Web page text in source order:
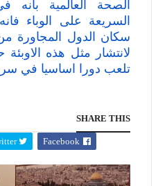
الصحة العالمية
السريعة على الوباء
سكان الدول المجاورة
لانتشار مثل هذه
تلعب دورا اساسيا في
SHARE THIS
Facebook
Twitter